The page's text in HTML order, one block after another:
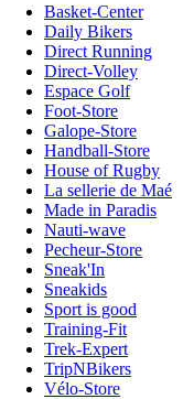
Basket-Center
Daily Bikers
Direct Running
Direct-Volley
Espace Golf
Foot-Store
Galope-Store
Handball-Store
House of Rugby
La sellerie de Maé
Made in Paradis
Nauti-wave
Pecheur-Store
Sneak'In
Sneakids
Sport is good
Training-Fit
Trek-Expert
TripNBikers
Vélo-Store